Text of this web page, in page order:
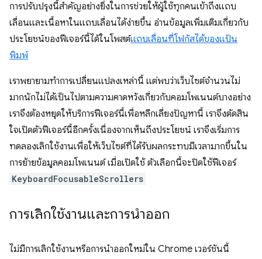
การปรับปรุงนี้สำคัญอย่างยิ่งในการช่วยให้ผู้ใช้ทุกคนเข้าถึงแถบ
เลื่อนและเนื้อหาในแถบเลื่อนได้ง่ายขึ้น อ่านข้อมูลเพิ่มเติมเกี่ยวกับ
ประโยชน์ของฟีเจอร์นี้ได้ในโพสต์แถบเลื่อนที่โฟกัสได้ของแป้น
พิมพ์
เราพยายามทําการเปลี่ยนแปลงเหล่านี้ แต่พบว่าเว็บไซต์จํานวนไม่
มากนักไม่ได้เป็นไปตามความคาดหวังเกี่ยวกับคอมโพเนนต์บางอย่าง
เราจึงต้องหยุดให้บริการฟีเจอร์นี้เพื่อหลีกเลี่ยงปัญหานี้ เราจึงตัดสิน
ใจเปิดตัวฟีเจอร์นี้อีกครั้งเนื่องจากเห็นถึงประโยชน์ เราจึงเริ่มการ
ทดลองเลิกใช้งานเพื่อให้เว็บไซต์ที่ได้รับผลกระทบมีเวลามากขึ้นใน
การย้ายข้อมูลคอมโพเนนต์ เมื่อเปิดใช้ ตัวเลือกนี้จะปิดใช้ฟีเจอร์
KeyboardFocusableScrollers
การเลิกใช้งานและการนำออก
ไม่มีการเลิกใช้งานหรือการนำออกใหม่ใน Chrome เวอร์ชันนี้